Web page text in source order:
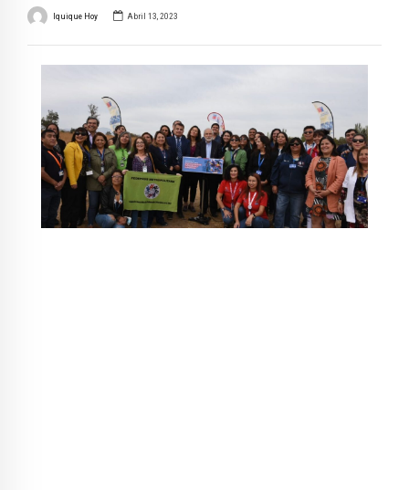
Iquique Hoy Abril 13, 2023